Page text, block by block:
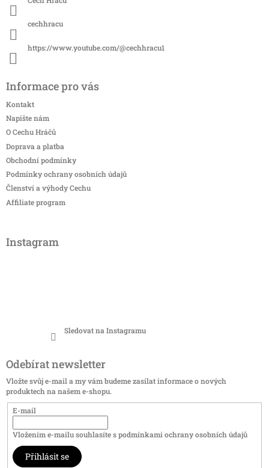
cechhracu
https://www.youtube.com/@cechhracu1
Informace pro vás
Kontakt
Napište nám
O Cechu Hráčů
Doprava a platba
Obchodní podmínky
Podmínky ochrany osobních údajů
Členství a výhody Cechu
Affiliate program
Instagram
Sledovat na Instagramu
Odebírat newsletter
Vložte svůj e-mail a my vám budeme zasílat informace o nových
produktech na našem e-shopu.
E-mail
Vložením e-mailu souhlasíte spodmínkami ochrany osobních údajů
Přihlásit se